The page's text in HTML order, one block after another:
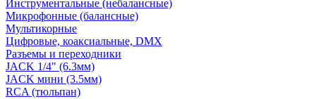
Инструментальные (небалансные)
Микрофонные (балансные)
Мультикорные
Цифровые, коаксиальные, DMX
Разъемы и переходники
JACK 1/4" (6.3мм)
JACK мини (3.5мм)
RCA (тюльпан)